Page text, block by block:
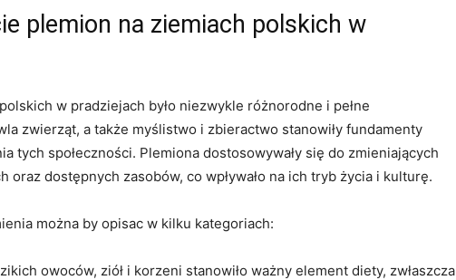
plemion na ziemiach polskich w
w pradziejach było niezwykle różnorodne i pełne
zwierząt, a także myślistwo i zbieractwo stanowiły fundamenty
tych społeczności. Plemiona dostosowywały się do zmieniających
oraz dostępnych zasobów, co wpływało na ich tryb życia i kulturę.
można by opisac w kilku kategoriach:
owoców, ziół i korzeni stanowiło ważny element diety, zwłaszcza